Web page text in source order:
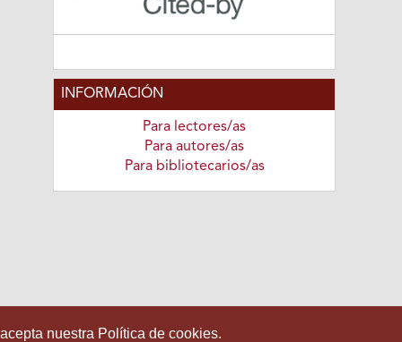
INFORMACIÓN
Para lectores/as
Para autores/as
Para bibliotecarios/as
nuestra Política de cookies.